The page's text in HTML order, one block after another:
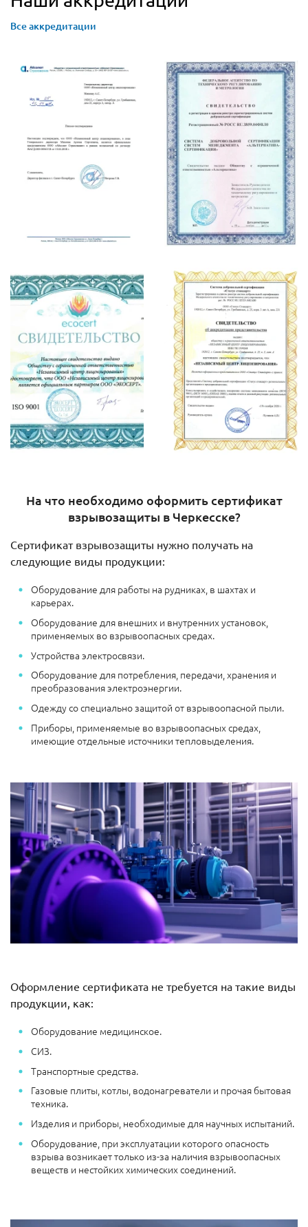
Все аккредитации
На что необходимо оформить сертификат
взрывозащиты в Черкесске?
Сертификат взрывозащиты нужно получать на
следующие виды продукции:
Оборудование для работы на рудниках, в шахтах и
карьерах.
Оборудование для внешних и внутренних установок,
применяемых во взрывоопасных средах.
Устройства электросвязи.
Оборудование для потребления, передачи, хранения и
преобразования электроэнергии.
Одежду со специально защитой от взрывоопасной пыли.
Приборы, применяемые во взрывоопасных средах,
имеющие отдельные источники тепловыделения.
Оформление сертификата не требуется на такие виды
продукции, как:
Оборудование медицинское.
СИЗ.
Транспортные средства.
Газовые плиты, котлы, водонагреватели и прочая бытовая
техника.
Изделия и приборы, необходимые для научных испытаний.
Оборудование, при эксплуатации которого опасность
взрыва возникает только из-за наличия взрывоопасных
веществ и нестойких химических соединений.